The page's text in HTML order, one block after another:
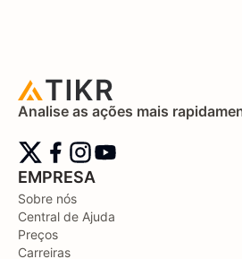
Analise as ações mais
EMPRESA
Sobre nós
Central de Ajuda
Preços
Carreiras